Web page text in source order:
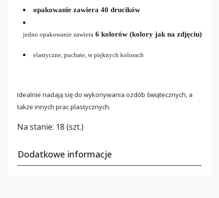
opakowanie zawiera 40 drucików
jedno opakowanie zawiera 6 kolorów (kolory jak na zdjęciu)
elastyczne, puchate, w pięknych kolorach
Idealnie nadają się do wykonywania ozdób świątecznych, a
także innych prac plastycznych.
Na stanie: 18 (szt.)
Dodatkowe informacje